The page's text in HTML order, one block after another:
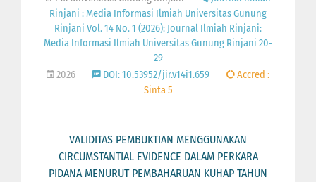
Rinjani : Media Informasi Ilmiah Universitas Gunung
Rinjani Vol. 14 No. 1 (2026): Journal Ilmiah Rinjani:
Media Informasi Ilmiah Universitas Gunung Rinjani 20-
29
2026
DOI: 10.53952/jir.v14i1.659
Accred :
Sinta 5
VALIDITAS PEMBUKTIAN MENGGUNAKAN
CIRCUMSTANTIAL EVIDENCE DALAM PERKARA
PIDANA MENURUT PEMBAHARUAN KUHAP TAHUN